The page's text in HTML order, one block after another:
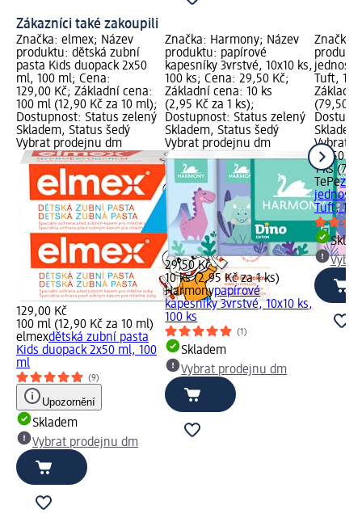
Zákazníci také zakoupili
Značka: elmex; Název
produktu: dětská zubní
pasta Kids duopack 2x50
ml, 100 ml; Cena:
129,00 Kč; Základní cena:
100 ml (12,90 Kč za 10 ml);
Dostupnost: Status zelený
Skladem, Status šedý
Vybrat prodejnu dm
129,00 Kč
100 ml (12,90 Kč za 10 ml)
elmexdětská zubní pasta
Kids duopack 2x50 ml, 100
ml
(9)
Upozornění
Skladem
Vybrat prodejnu dm
Značka: Harmony; Název
produktu: papírové
kapesníky 3vrstvé, 10x10 ks,
100 ks; Cena: 29,50 Kč;
Základní cena: 10 ks
(2,95 Kč za 1 ks);
Dostupnost: Status zelený
Skladem, Status šedý
Vybrat prodejnu dm
29,50 Kč
10 ks (2,95 Kč za 1 ks)
Harmonypapírové
kapesníky 3vrstvé, 10x10 ks,
100 ks
(1)
Skladem
Vybrat prodejnu dm
Značka:
Tuft, 1
Základní
(79,50
Vybrat
79,50 Kč
1 ks
TePe
Tuft, 1 ks